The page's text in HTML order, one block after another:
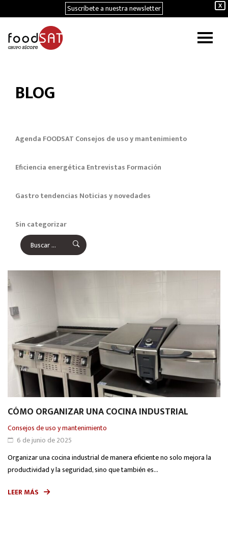
X
Suscríbete a nuestra newsletter
BLOG
Agenda FOODSAT Consejos de uso y mantenimiento
Eficiencia energética Entrevistas Formación
Gastro tendencias Noticias y novedades
Sin categorizar
CÓMO ORGANIZAR UNA COCINA INDUSTRIAL
Consejos de uso y mantenimiento
6 de junio de 2025
Organizar una cocina industrial de manera eficiente no solo mejora la
productividad y la seguridad, sino que también es...
LEER MÁS